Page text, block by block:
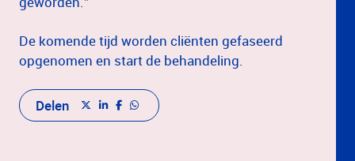
De komende tijd worden cliënten gefaseerd
opgenomen en start de behandeling.
Delen